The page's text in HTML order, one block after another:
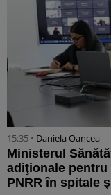
15:35 • Daniela Oancea
Ministerul
adiţionale
PNRR în spitale